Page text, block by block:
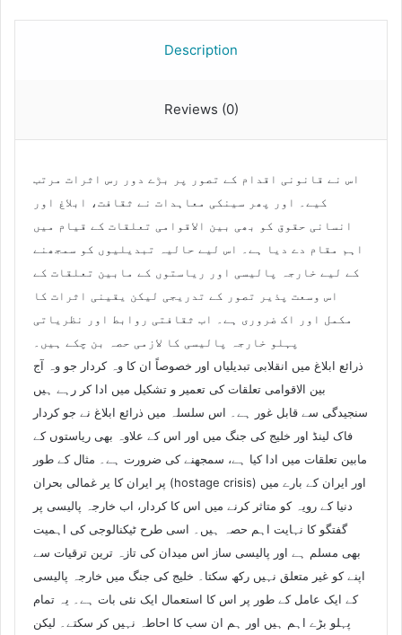
Description
Reviews (0)
اس نے قانونی اقدام کے تصور پر بڑے دور رس اثرات مرتب
کیے۔ اور پھر سینکی معاہدات نے ثقافت، ابلاغ اور
انسانی حقوق کو بھی بین الاقوامی تعلقات کے قیام میں
اہم مقام دے دیا ہے۔ اس لیے حالیہ تبدیلیوں کو سمجھنے
کے لیے خارجہ پالیسی اور ریاستوں کے مابین تعلقات کے
اس وسعت پذیر تصور کے تدریجی لیکن یقینی اثرات کا
مکمل اور اک ضروری ہے۔ اب ثقافتی روابط اور نظریاتی
پہلو خارجہ پالیسی کا لازمی حصہ بن چکے ہیں۔
ذرائع ابلاغ میں انقلابی تبدیلیاں اور خصوصاً ان کا وہ کردار جو وہ آج
بین الاقوامی تعلقات کی تعمیر و تشکیل میں ادا کر رہے ہیں
سنجیدگی سے قابل غور ہے۔ اس سلسلہ میں ذرائع ابلاغ نے جو کردار
فاک لینڈ اور خلیج کی جنگ میں اور اس کے علاوہ بھی ریاستوں کے
مابین تعلقات میں ادا کیا ہے، سمجھنے کی ضرورت ہے۔ مثال کے طور
پر ایران کا یر غمالی بحران (hostage crisis) اور ایران کے بارے میں
دنیا کے رویہ کو متاثر کرنے میں اس کا کردار، اب خارجہ پالیسی پر
گفتگو کا نہایت اہم حصہ ہیں۔ اسی طرح ٹیکنالوجی کی اہمیت
بھی مسلم ہے اور پالیسی ساز اس میدان کی تازہ ترین ترقیات سے
اپنے کو غیر متعلق نہیں رکھ سکتا۔ خلیج کی جنگ میں خارجہ پالیسی
کے ایک عامل کے طور پر اس کا استعمال ایک نئی بات ہے۔ یہ تمام
پہلو بڑے اہم ہیں اور ہم ان سب کا احاطہ نہیں کر سکتے۔ لیکن